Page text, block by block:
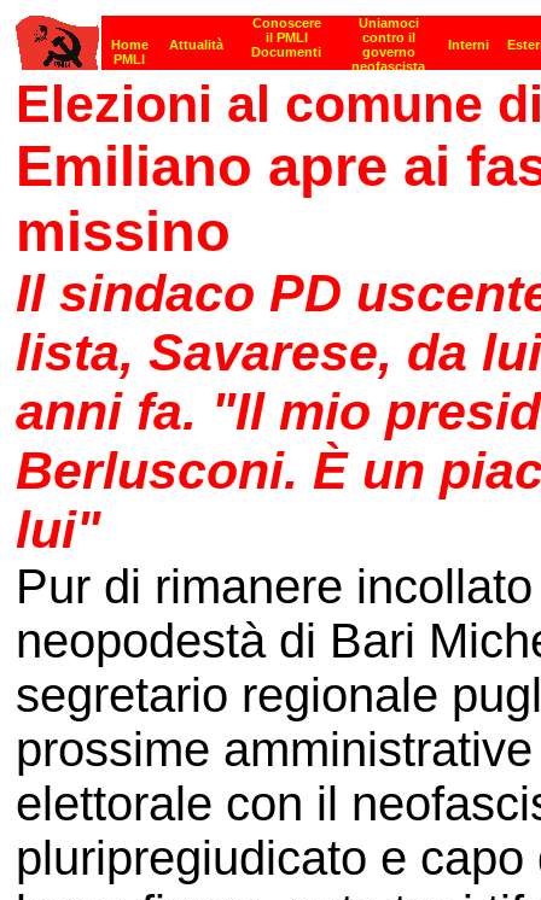
Elezioni al comune
Emiliano apre ai
missino
Il sindaco PD
lista, Savarese, da
anni fa. "Il mio
Berlusconi. È un
lui"
Pur di rimanere
neopodestà di Bari
segretario regionale
prossime
elettorale con il
pluripregiudicato e